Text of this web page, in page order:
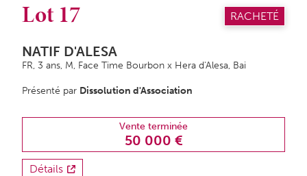
Lot 17 RACHETÉ
NATIF D'ALESA
FR, 3 ans, M, Face Time Bourbon x Hera d'Alesa, Bai
Présenté par Dissolution d'Association
Vente terminée
50 000 €
Détails